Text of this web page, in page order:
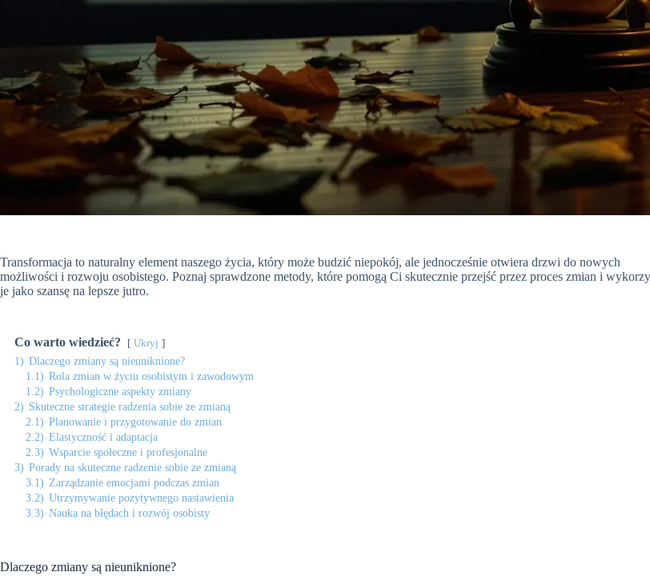
Transformacja to naturalny element naszego życia, który może budzić niepokój, ale jednocześnie otwiera drzwi do nowych
możliwości i rozwoju osobistego. Poznaj sprawdzone metody, które pomogą Ci skutecznie przejść przez proces zmian i
je jako szansę na lepsze jutro.
Co warto wiedzieć? Ukryj
1) Dlaczego zmiany są nieuniknione?
1.1) Rola zmian w życiu osobistym i zawodowym
1.2) Psychologiczne aspekty zmiany
2) Skuteczne strategie radzenia sobie ze zmianą
2.1) Planowanie i przygotowanie do zmian
2.2) Elastyczność i adaptacja
2.3) Wsparcie społeczne i profesjonalne
3) Porady na skuteczne radzenie sobie ze zmianą
3.1) Zarządzanie emocjami podczas zmian
3.2) Utrzymywanie pozytywnego nastawienia
3.3) Nauka na błędach i rozwój osobisty
Dlaczego zmiany są nieuniknione?